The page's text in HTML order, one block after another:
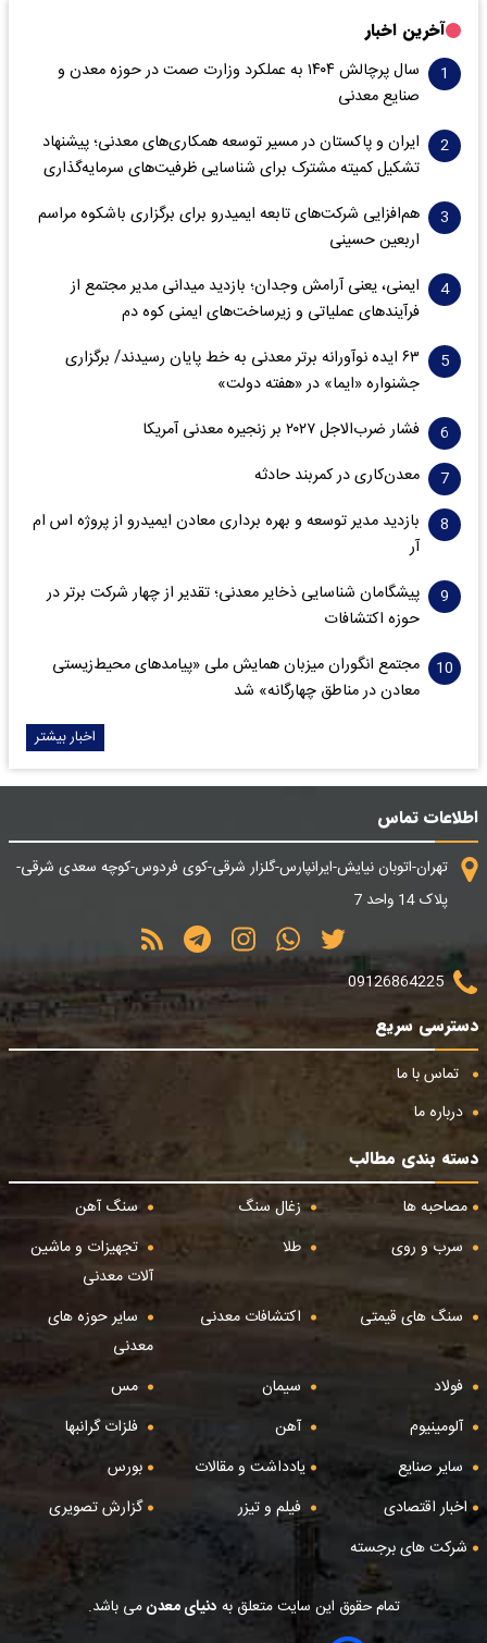
آخرین اخبار
سال پرچالش ۱۴۰۴ به عملکرد وزارت صمت در حوزه معدن و
صنایع معدنی
ایران و پاکستان در مسیر توسعه همکاری‌های معدنی؛ پیشنهاد
تشکیل کمیته مشترک برای شناسایی ظرفیت‌های سرمایه‌گذاری
هم‌افزایی شرکت‌های تابعه ایمیدرو برای برگزاری باشکوه مراسم
اربعین حسینی
ایمنی، یعنی آرامش وجدان؛ بازدید میدانی مدیر مجتمع از
فرآیندهای عملیاتی و زیرساخت‌های ایمنی کوه دم
۶۳ ایده نوآورانه برتر معدنی به خط پایان رسیدند/ برگزاری
جشنواره «ایما» در «هفته دولت»
فشار ضرب‌الاجل ۲۰۲۷ بر زنجیره معدنی آمریکا
معدن‌کاری در کمربند حادثه
بازدید مدیر توسعه و بهره برداری معادن ایمیدرو از پروژه اس ام
آر
پیشگامان شناسایی ذخایر معدنی؛ تقدیر از چهار شرکت برتر در
حوزه اکتشافات‌
مجتمع انگوران میزبان همایش ملی «پیامدهای محیط‌زیستی
معادن در مناطق چهارگانه» شد
اخبار بیشتر
اطلاعات تماس
تهران-اتوبان نیایش-ایرانپارس-گلزار شرقی-کوی فردوس-کوچه سعدی شرقی-
پلاک 14 واحد 7
09126864225
دسترسی سریع
تماس با ما
درباره ما
دسته بندی مطالب
مصاحبه ها
زغال سنگ
سنگ آهن
سرب و روی
طلا
تجهیزات و ماشین
آلات معدنی
سنگ های قیمتی
اکتشافات معدنی
سایر حوزه های
معدنی
فولاد
سیمان
مس
آلومینیوم
آهن
فلزات گرانبها
سایر صنایع
یادداشت و مقالات
بورس
اخبار اقتصادی
فیلم و تیزر
گزارش تصویری
شرکت های برجسته
تمام حقوق این سایت متعلق به دنیای معدنمی باشد.